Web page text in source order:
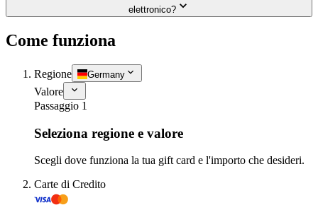
elettronico?
Come funziona
Regione Germany
Valore
Passaggio 1
Seleziona regione e valore
Scegli dove funziona la tua gift card e l'importo che desideri.
Carte di Credito